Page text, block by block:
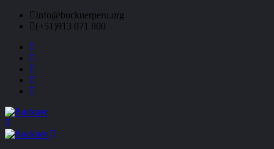
Info@bucknerperu.org
(+51)913 071 800